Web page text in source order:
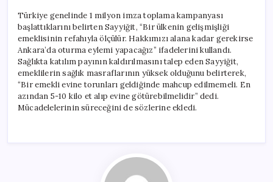
Türkiye genelinde 1 milyon imza toplama kampanyası
başlattıklarını belirten Sayyiğit, “Bir ülkenin gelişmişliği
emeklisinin refahıyla ölçülür. Hakkımızı alana kadar gerekirse
Ankara’da oturma eylemi yapacağız” ifadelerini kullandı.
Sağlıkta katılım payının kaldırılmasını talep eden Sayyiğit,
emeklilerin sağlık masraflarının yüksek olduğunu belirterek,
“Bir emekli evine torunları geldiğinde mahcup edilmemeli. En
azından 5-10 kilo et alıp evine götürebilmelidir” dedi.
Mücadelelerinin süreceğini de sözlerine ekledi.